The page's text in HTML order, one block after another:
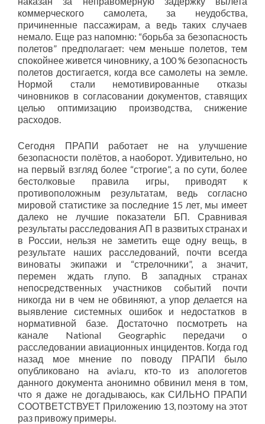
коммерческого самолета, за неудобства,
причиненные пассажирам, а ведь таких случаев
немало. Еще раз напомню: “борьба за безопасность
полетов” предполагает: чем меньше полетов, тем
спокойнее живется чиновнику, а 100 % безопасность
полетов достигается, когда все самолеты на земле.
Нормой стали немотивированные отказы
чиновников в согласовании документов, ставящих
целью оптимизацию производства, снижение
расходов.
Сегодня ПРАПИ работает не на улучшение
безопасности полётов, а наоборот. Удивительно, но
на первый взгляд более “строгие”, а по сути, более
бестолковые правила игры, приводят к
противоположным результатам, ведь согласно
мировой статистике за последние 15 лет, мы имеет
далеко не лучшие показатели БП. Сравнивая
результаты расследования АП в развитых странах и
в России, нельзя не заметить еще одну вещь, в
результате наших расследований, почти всегда
виноваты экипажи и “стрелочники”, а значит,
перемен ждать глупо. В западных странах
непосредственных участников событий почти
никогда ни в чем не обвиняют, а упор делается на
выявление системных ошибок и недостатков в
нормативной базе. Достаточно посмотреть на
канале National Geographic передачи о
расследовании авиационных инцидентов. Когда год
назад мое мнение по поводу ПРАПИ было
опубликовано на avia.ru, кто-то из апологетов
данного документа анонимно обвинил меня в том,
что я даже не догадываюсь, как СИЛЬНО ПРАПИ
СООТВЕТСТВУЕТ Приложению 13, поэтому на этот
раз привожу примеры.